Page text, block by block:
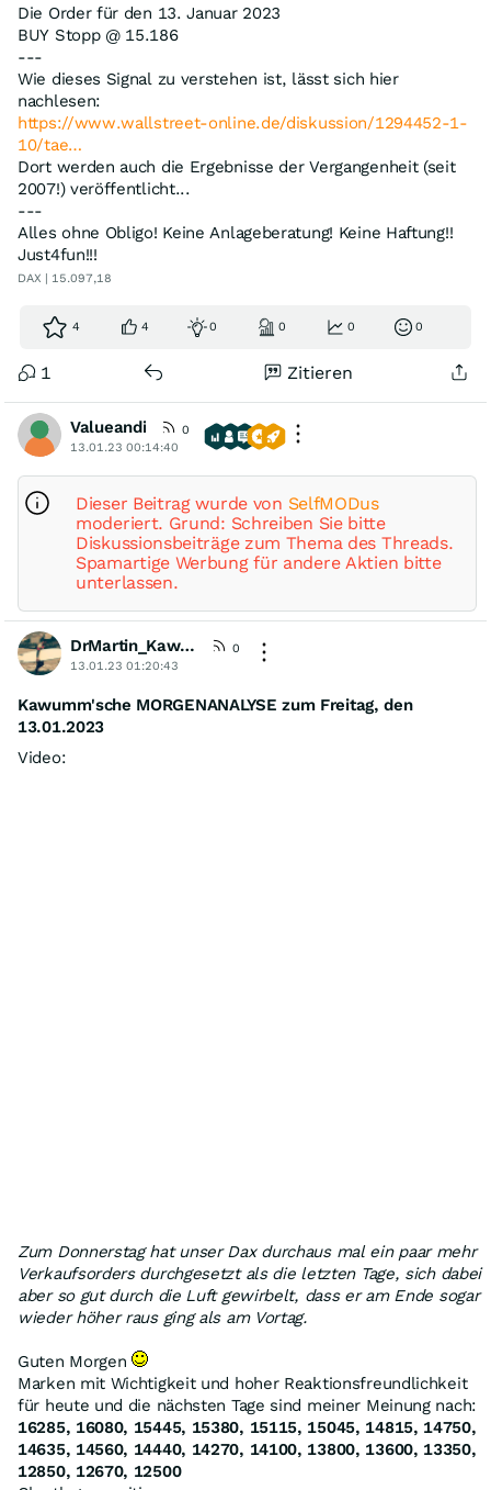
Die Order für den 13. Januar 2023
BUY Stopp @ 15.186
---
Wie dieses Signal zu verstehen ist, lässt sich hier
nachlesen:
https://www.wallstreet-online.de/diskussion/1294452-1-
10/tae…
Dort werden auch die Ergebnisse der Vergangenheit (seit
2007!) veröffentlicht...
---
Alles ohne Obligo! Keine Anlageberatung! Keine Haftung!!
Just4fun!!!
DAX | 15.097,18
4 4 0 0 0 0
1 Zitieren
Valueandi
0
13.01.23 00:14:40
Dieser Beitrag wurde von SelfMODus
moderiert. Grund: Schreiben Sie bitte
Diskussionsbeiträge zum Thema des Threads.
Spamartige Werbung für andere Aktien bitte
unterlassen.
DrMartin_Kawumm [KommA]
0
13.01.23 01:20:43
Kawumm'sche MORGENANALYSE zum Freitag, den
13.01.2023
Video:
Zum Donnerstag hat unser Dax durchaus mal ein paar mehr
Verkaufsorders durchgesetzt als die letzten Tage, sich dabei
aber so gut durch die Luft gewirbelt, dass er am Ende sogar
wieder höher raus ging als am Vortag.
Guten Morgen
Marken mit Wichtigkeit und hoher Reaktionsfreundlichkeit
für heute und die nächsten Tage sind meiner Meinung nach:
16285, 16080, 15445, 15380, 15115, 15045, 14815, 14750,
14635, 14560, 14440, 14270, 14100, 13800, 13600, 13350,
12850, 12670, 12500